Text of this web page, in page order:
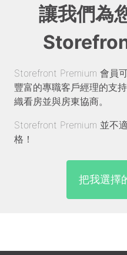
讓我們為
Storefront Premium 會員
豐富的專職客戶經理的支
織看房並與房東協商。
Storefront Premium 並不
格！
把我選擇